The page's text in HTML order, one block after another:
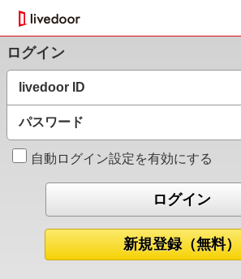
ログイン
livedoor ID
パスワード
自動ログイン設定を有効にする
新規登録（無料）